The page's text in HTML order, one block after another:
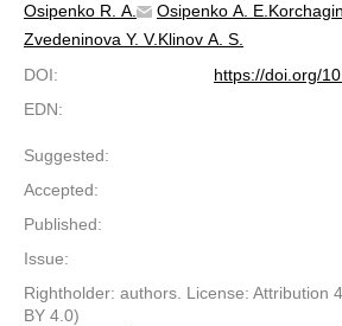
Osipenko R. A. Osipenko A. E.
Zvedeninova Y. V.Klinov A. S.
DOI:
https://doi.org/
EDN:
Suggested:
Accepted:
Published:
Issue:
Rightholder: authors. License: Attribution
BY 4.0)